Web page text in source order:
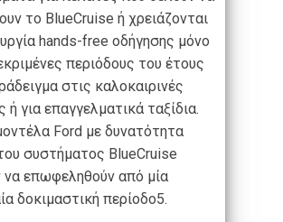
το BlueCruise ή χρειάζονται
hands-free οδήγησης μόνο
περιόδους του έτους
στις καλοκαιρινές
ή για επαγγελματικά ταξίδια.
Ford με δυνατότητα
συστήματος BlueCruise
να επωφεληθούν από μία
δοκιμαστική περίοδο5.